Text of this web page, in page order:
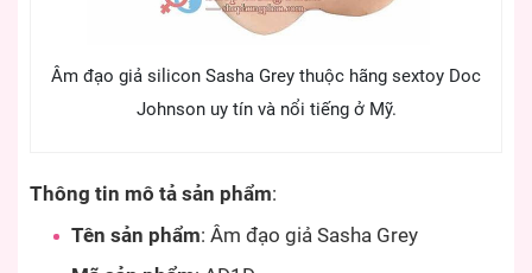
Âm đạo giả silicon Sasha Grey thuộc hãng sextoy Doc
Johnson uy tín và nổi tiếng ở Mỹ.
Thông tin mô tả sản phẩm:
Tên sản phẩm: Âm đạo giả Sasha Grey